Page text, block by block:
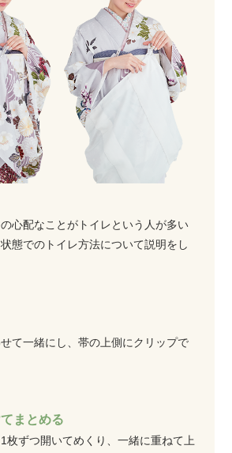
心配なことがトイレという人が多い
態でのトイレ方法について説明をし
て一緒にし、帯の上側にクリップで
まとめる
枚ずつ開いてめくり、一緒に重ねて上